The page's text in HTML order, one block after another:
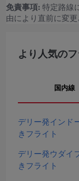
免責事項: 特定路線
由により直前に変更
より人気のフ
国内線
デリー発インド
きフライト
デリー発ウダイ
きフライト